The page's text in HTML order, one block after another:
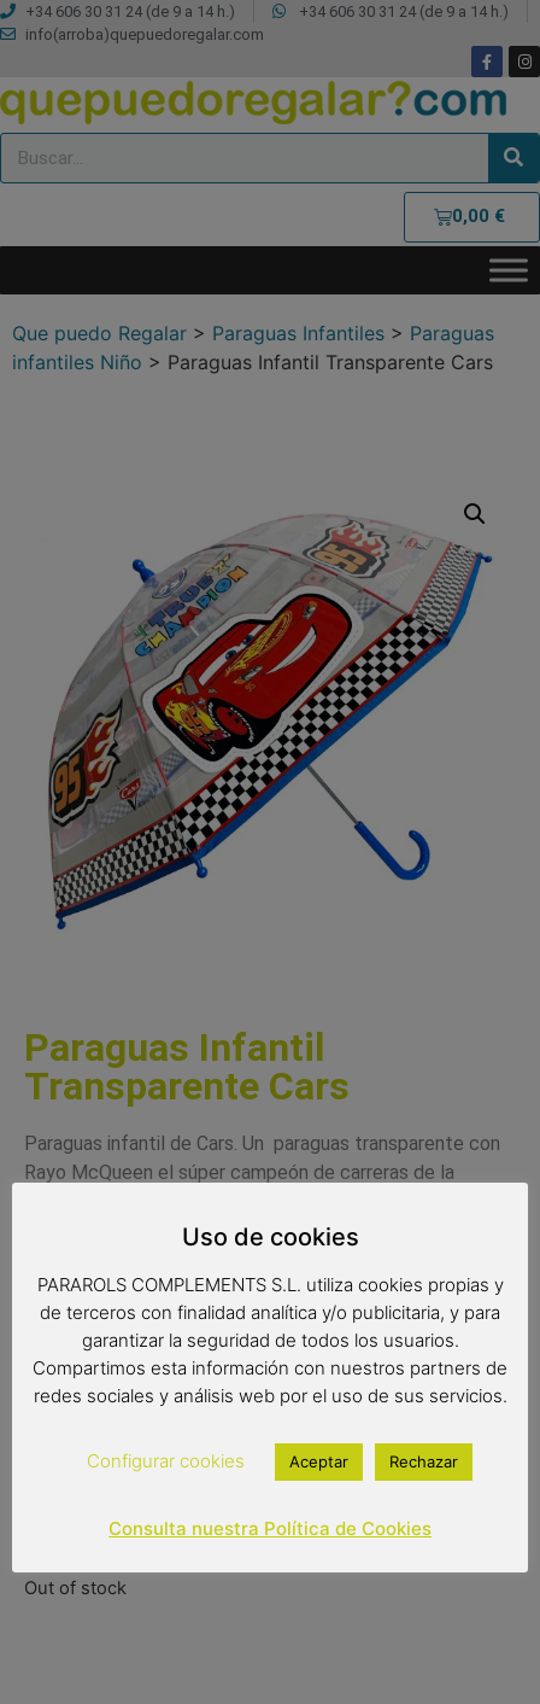
+34 606 30 31 24 (de 9 a 14 h.)
+34 606 30 31 24 (de 9 a 14 h.)
info(arroba)quepuedoregalar.com
0,00 €
Que puedo Regalar > Paraguas Infantiles > Paraguas
infantiles Niño > Paraguas Infantil Transparente Cars
Paraguas Infantil
Transparente Cars
Paraguas infantil de Cars. Un paraguas transparente con
Rayo McQueen el súper campeón de carreras de la
ligero para que los niños lo puedan llevar sin problemas.
Comunidad Europea.
Complemento infantil
Paraguas transparente
Color del producto: multicolor ribete y mango rojo
Diámetro: 69 cm
Tipo de apertura: manual
12,90€ (IVA incluido)
Out of stock
Uso de cookies
PARAROLS COMPLEMENTS S.L. utiliza cookies propias y
de terceros con finalidad analítica y/o publicitaria, y para
garantizar la seguridad de todos los usuarios.
Compartimos esta información con nuestros partners de
redes sociales y análisis web por el uso de sus servicios.
Configurar cookies Aceptar Rechazar
Consulta nuestra Política de Cookies